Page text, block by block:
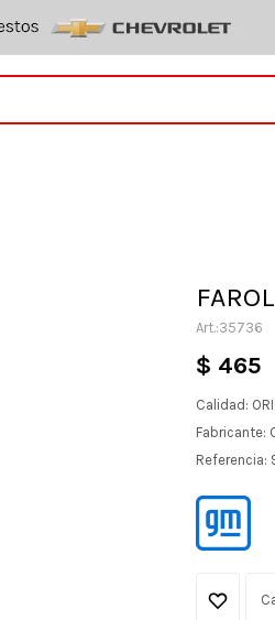
35736
$ 465
Calidad:
Fabricante:
Referencia: